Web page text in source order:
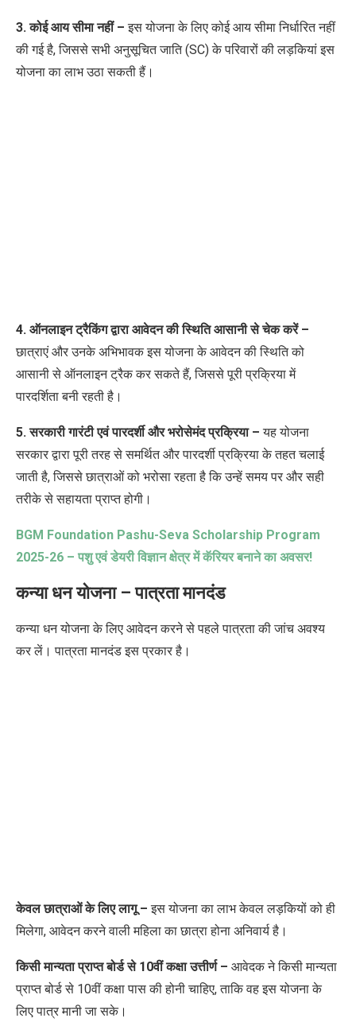
3. कोई आय सीमा नहीं –इस योजना के लिए कोई आय सीमा निर्धारित नहीं
की गई है, जिससे सभी अनुसूचित जाति (SC) के परिवारों की लड़कियां इस
योजना का लाभ उठा सकती हैं।
4. ऑनलाइन ट्रैकिंगद्वाराआवेदन की स्थिति आसानी से चेक करें –
छात्राएं और उनके अभिभावक इस योजना के आवेदन की स्थिति को
आसानी से ऑनलाइन ट्रैक कर सकते हैं, जिससे पूरी प्रक्रिया में
पारदर्शिता बनी रहती है।
5. सरकारी गारंटी एवं पारदर्शी और भरोसेमंद प्रक्रिया – यह योजना
सरकार द्वारा पूरी तरह से समर्थित और पारदर्शी प्रक्रिया के तहत चलाई
जाती है, जिससे छात्राओं को भरोसा रहता है कि उन्हें समय पर और सही
तरीके से सहायता प्राप्त होगी।
BGM Foundation Pashu-Seva Scholarship Program
2025-26 – पशु एवं डेयरी विज्ञान क्षेत्र में कॅरियर बनाने का अवसर!
कन्या धन योजना – पात्रता मानदंड
कन्या धन योजना के लिए आवेदन करने से पहले पात्रताकी जांच अवश्य
कर लें। पात्रता मानदंडइस प्रकार है।
केवल छात्राओं के लिए लागू –इस योजना का लाभ केवल लड़कियों को ही
मिलेगा, आवेदन करने वाली महिला का छात्रा होना अनिवार्य है।
किसी मान्यता प्राप्त बोर्ड से 10वीं कक्षा उत्तीर्ण – आवेदक ने किसी मान्यता
प्राप्त बोर्ड से 10वीं कक्षा पास की होनी चाहिए,ताकि वह इस योजना के
लिए पात्र मानी जा सके।